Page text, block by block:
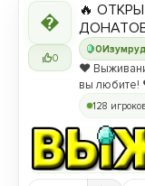

0
0
🔥
❤️
вы
128